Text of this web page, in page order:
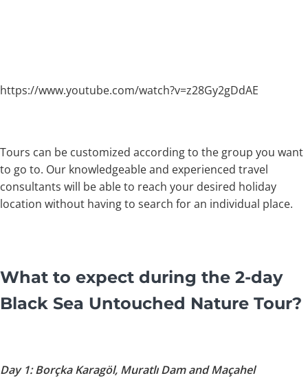
https://www.youtube.com/watch?v=z28Gy2gDdAE
Tours can be customized according to the group you want
to go to. Our knowledgeable and experienced travel
consultants will be able to reach your desired holiday
location without having to search for an individual place.
What to expect during the 2-day
Black Sea Untouched Nature Tour?
Day 1: Borçka Karagöl, Muratlı Dam and Maçahel